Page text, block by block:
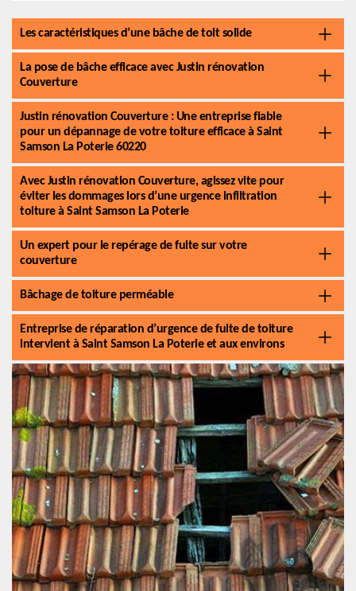
Les caractéristiques d’une bâche de toit solide
La pose de bâche efficace avec Justin rénovation
Couverture
Justin rénovation Couverture : Une entreprise fiable
pour un dépannage de votre toiture efficace à Saint
Samson La Poterie 60220
Avec Justin rénovation Couverture, agissez vite pour
éviter les dommages lors d’une urgence infiltration
toiture à Saint Samson La Poterie
Un expert pour le repérage de fuite sur votre
couverture
Bâchage de toiture perméable
Entreprise de réparation d’urgence de fuite de toiture
intervient à Saint Samson La Poterie et aux environs